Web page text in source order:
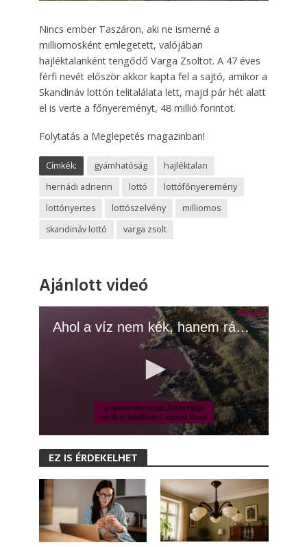
Nincs ember Taszáron, aki ne ismerné a
milliomosként emlegetett, valójában
hajléktalanként tengődő Varga Zsoltot. A 47 éves
férfi nevét először akkor kapta fel a sajtó, amikor a
Skandináv lottón telitalálata lett, majd pár hét alatt
el is verte a főnyereményt, 48 millió forintot.
Folytatás a Meglepetés magazinban!
Címkék: gyámhatóság
hajléktalan
hernádi adrienn
lottó
lottófőnyeremény
lottónyertes
lottószelvény
milliomos
skandináv lottó
varga zsolt
Ajánlott videó
Ahol a víz nem kék, hanem rágógumi rózsaszín
s
d
o
EZ IS ÉRDEKELHET